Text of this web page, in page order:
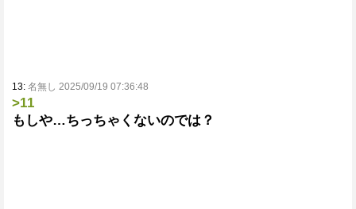
13: 名無し 2025/09/19 07:36:48
>11
もしや…ちっちゃくないのでは？